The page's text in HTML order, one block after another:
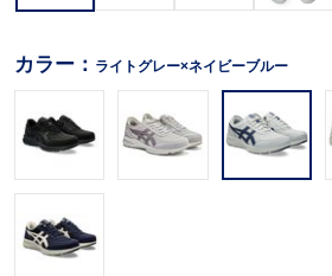
カラー： ライトグレー×ネイビーブルー